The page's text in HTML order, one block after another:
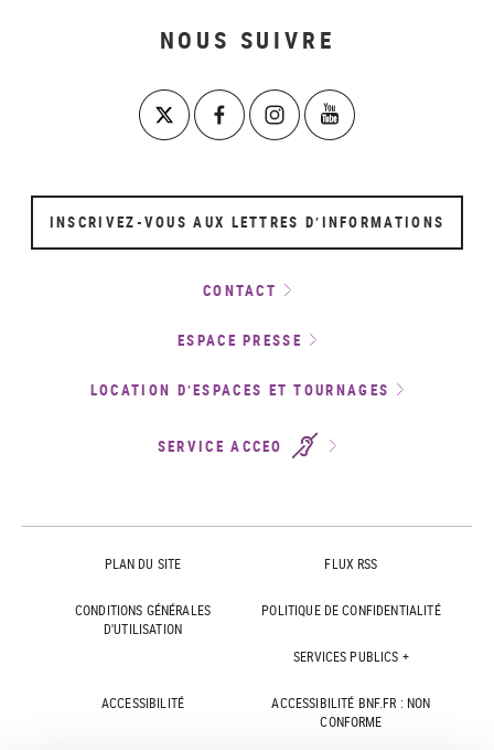
NOUS SUIVRE
INSCRIVEZ-VOUS AUX LETTRES D’INFORMATIONS
CONTACT
ESPACE PRESSE
LOCATION D’ESPACES ET TOURNAGES
SERVICE ACCEO
PLAN DU SITE FLUX RSS
CONDITIONS GÉNÉRALES
D'UTILISATION
POLITIQUE DE CONFIDENTIALITÉ
SERVICES PUBLICS +
ACCESSIBILITÉ
ACCESSIBILITÉ BNF.FR : NON
CONFORME